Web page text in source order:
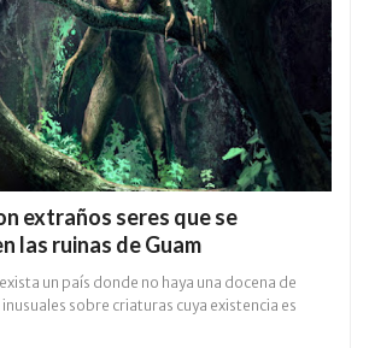
extraños seres que se
las ruinas de Guam
un país donde no haya una docena de
sobre criaturas cuya existencia es